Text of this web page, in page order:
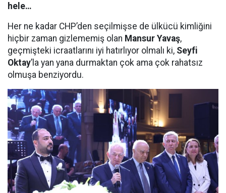
hele…
Her ne kadar CHP’den seçilmişse de ülkücü kimliğini
hiçbir zaman gizlememiş olan Mansur Yavaş,
geçmişteki icraatlarını iyi hatırlıyor olmalı ki, Seyfi
Oktay’la yan yana durmaktan çok ama çok rahatsız
olmuşa benziyordu.